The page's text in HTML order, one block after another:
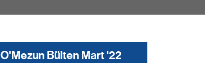
O'Mezun Bülten Mart '22